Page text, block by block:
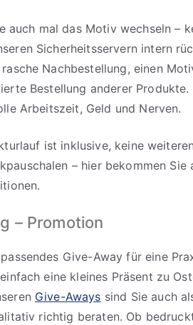
auch mal das Motiv wechseln –
Sicherheitsservern intern
Nachbestellung, einen
Bestellung anderer Produkte.
Arbeitszeit, Geld und Nerven.
ist inklusive, keine
– hier bekommen Sie
– Promotion
Give-Away für eine
eine kleines Präsent zu
Give-Aways sind Sie auch
richtig beraten. Ob